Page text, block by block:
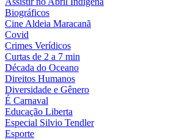
Biográficos
Cine Aldeia Maracanã
Covid
Crimes Verídicos
Curtas de 2 a 7 min
Década do Oceano
Direitos Humanos
Diversidade e Gênero
É Carnaval
Educação Liberta
Especial Silvio Tendler
Esporte